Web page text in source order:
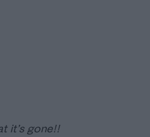
it’s gone!!